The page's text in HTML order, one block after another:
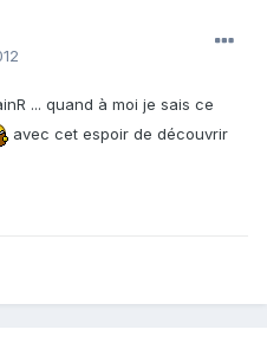
... quand à moi je sais ce
avec cet espoir de découvrir